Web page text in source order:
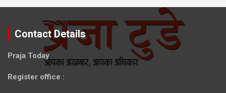
Contact Details
Praja Today
Register office :